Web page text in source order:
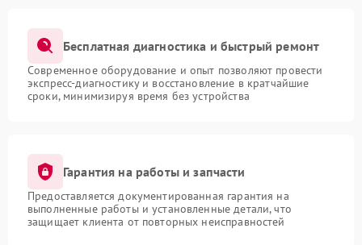
Бесплатная диагностика и быстрый ремонт
Современное оборудование и опыт позволяют провести
экспресс-диагностику и восстановление в кратчайшие
сроки, минимизируя время без устройства
Гарантия на работы и запчасти
Предоставляется документированная гарантия на
выполненные работы и установленные детали, что
защищает клиента от повторных неисправностей